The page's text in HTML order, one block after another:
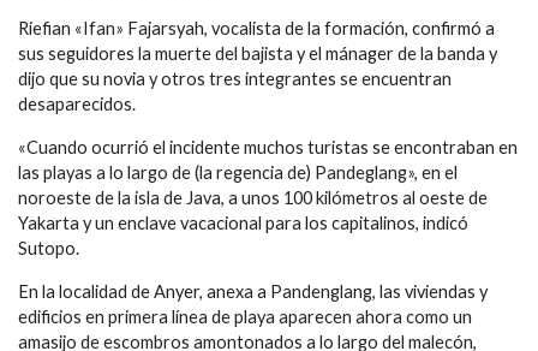
Riefian «Ifan» Fajarsyah, vocalista de la formación, confirmó a
sus seguidores la muerte del bajista y el mánager de la banda y
dijo que su novia y otros tres integrantes se encuentran
desaparecidos.
«Cuando ocurrió el incidente muchos turistas se encontraban en
las playas a lo largo de (la regencia de) Pandeglang», en el
noroeste de la isla de Java, a unos 100 kilómetros al oeste de
Yakarta y un enclave vacacional para los capitalinos, indicó
Sutopo.
En la localidad de Anyer, anexa a Pandenglang, las viviendas y
edificios en primera línea de playa aparecen ahora como un
amasijo de escombros amontonados a lo largo del malecón,